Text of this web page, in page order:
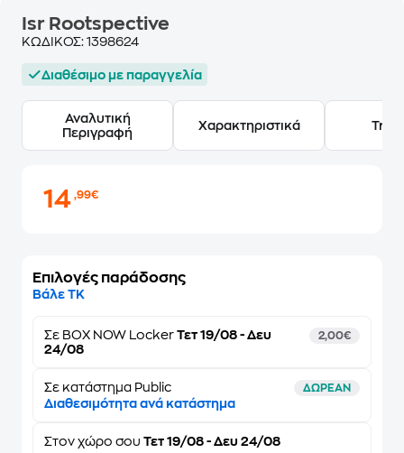
Isr Rootspective
ΚΩΔΙΚΟΣ: 1398624
Διαθέσιμο με παραγγελία
Αναλυτική
Περιγραφή
Χαρακτηριστικά
14,99€
Επιλογές παράδοσης
Βάλε ΤΚ
Σε BOX NOW Locker Τετ 19/08 - Δευ
24/08
2,00€
Σε κατάστημα Public ΔΩΡΕΑΝ
Διαθεσιμότητα ανά κατάστημα
Στον χώρο σου Τετ 19/08 - Δευ 24/08